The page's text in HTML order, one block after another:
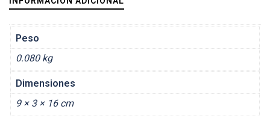
Peso
0.080 kg
Dimensiones
9 × 3 × 16 cm